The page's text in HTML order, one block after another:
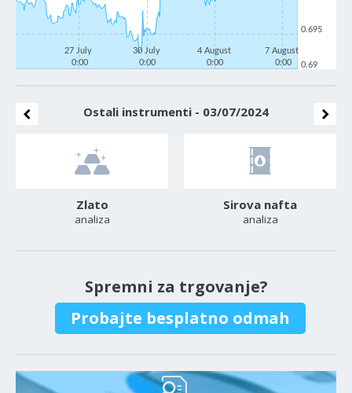
27 July
0:00
30 July
0:00
4 August
0:00
7 August
0:00
0.69
0.695
Ostali instrumenti - 03/07/2024
Zlato
analiza
Sirova nafta
analiza
Spremni za trgovanje?
Probajte besplatno odmah